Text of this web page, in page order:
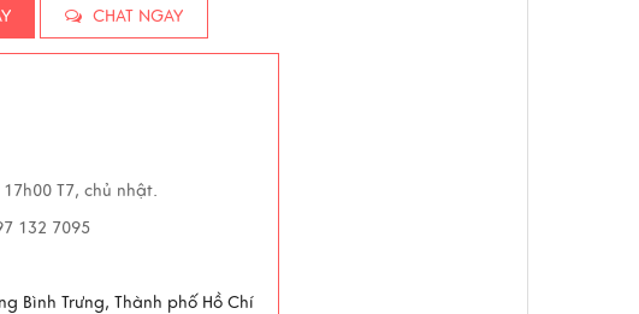
CHAT NGAY
T7, chủ nhật.
132 7095
Bình Trưng, Thành phố Hồ Chí